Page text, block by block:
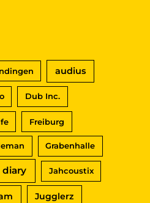
audius
Dub Inc.
Freiburg
Grabenhalle
diary Jahcoustix
Jugglerz